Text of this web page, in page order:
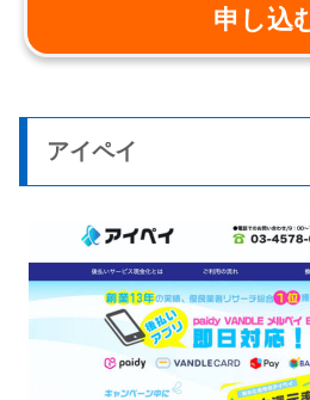
申し込
アイペイ